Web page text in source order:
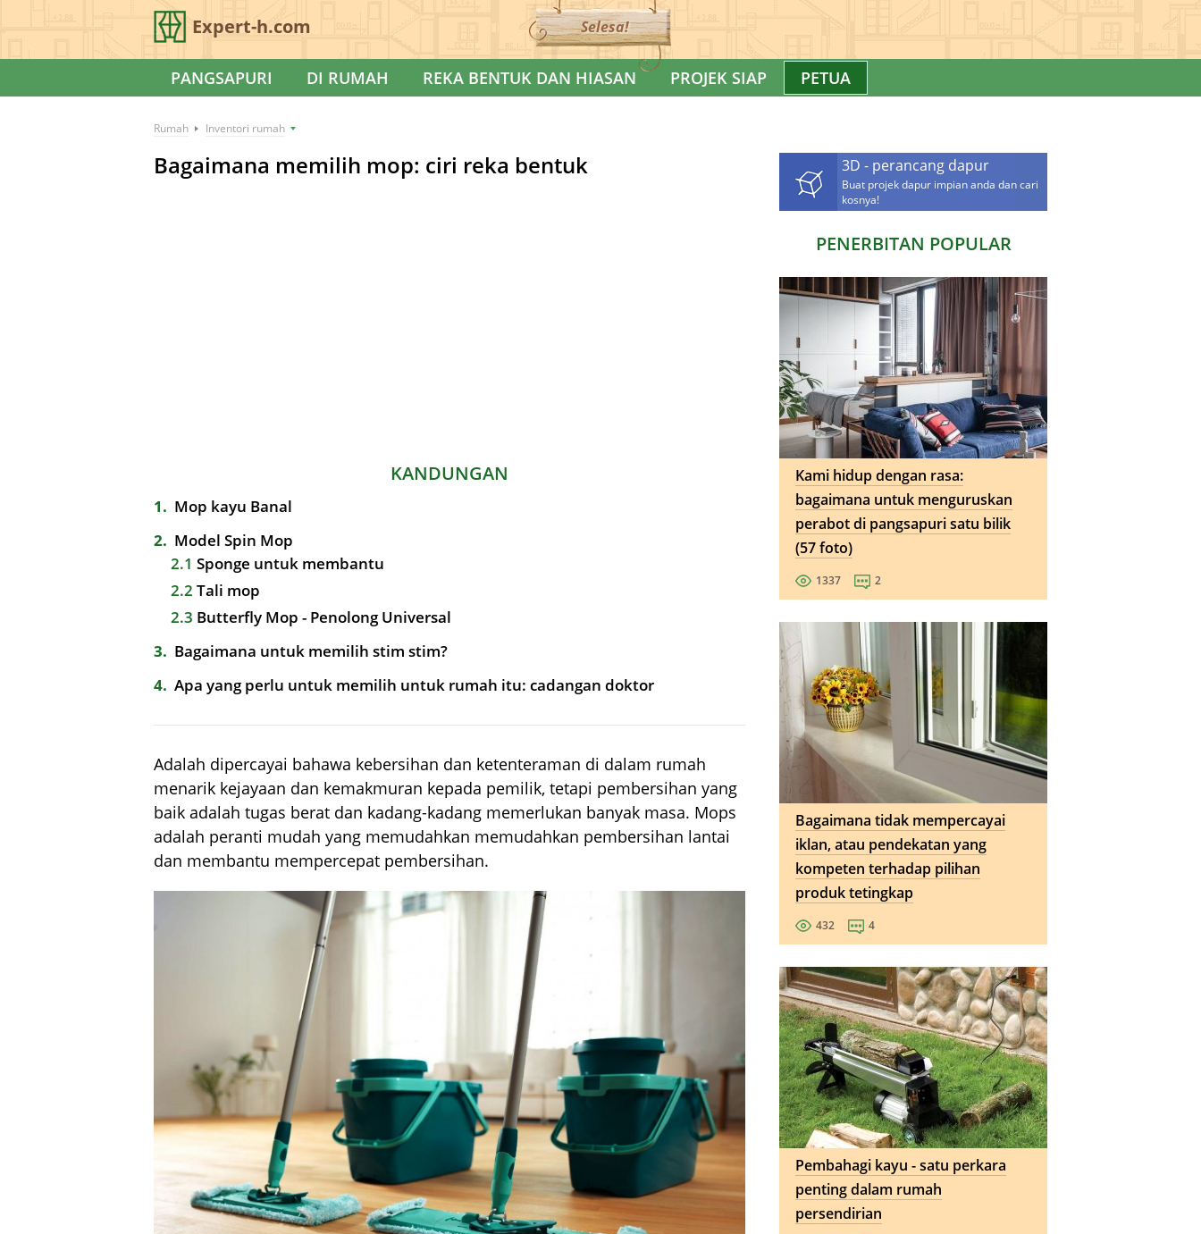
Expert-h.com Selesa!
PANGSAPURI DI RUMAH REKA BENTUK DAN HIASAN PROJEK SIAP PETUA
Rumah Inventori rumah
Bagaimana memilih mop: ciri reka bentuk
KANDUNGAN
1
Mop kayu Banal
2
Model Spin Mop
2.1 Sponge untuk membantu
2.2 Tali mop
2.3 Butterfly Mop - Penolong Universal
3
Bagaimana untuk memilih stim stim?
4 Apa yang perlu untuk memilih untuk rumah itu: cadangan doktor
Adalah dipercayai bahawa kebersihan dan ketenteraman di dalam rumah
menarik kejayaan dan kemakmuran kepada pemilik, tetapi pembersihan yang
baik adalah tugas berat dan kadang-kadang memerlukan banyak masa. Mops
adalah peranti mudah yang memudahkan memudahkan pembersihan lantai
dan membantu mempercepat pembersihan.
3D - perancang dapur
Buat projek dapur impian anda dan cari
kosnya!
PENERBITAN POPULAR
Kami hidup dengan rasa:
bagaimana untuk menguruskan
perabot di pangsapuri satu bilik
(57 foto)
1337 2
Bagaimana tidak mempercayai
iklan, atau pendekatan yang
kompeten terhadap pilihan
produk tetingkap
432 4
Pembahagi kayu - satu perkara
penting dalam rumah
persendirian